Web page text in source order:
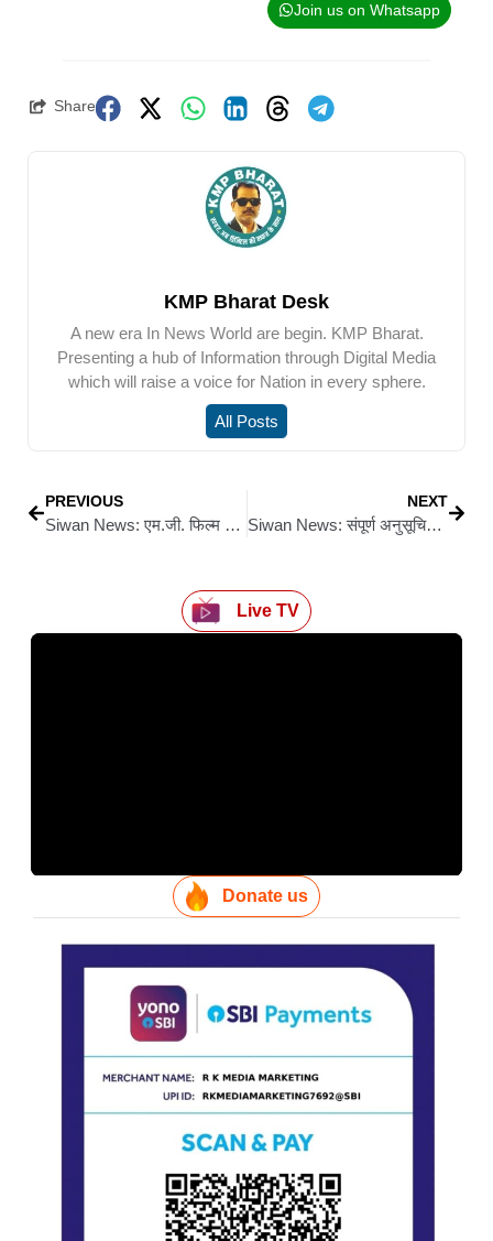
Join us on Whatsapp
Share
KMP Bharat Desk
A new era In News World are begin. KMP Bharat.
Presenting a hub of Information through Digital Media
which will raise a voice for Nation in every sphere.
All Posts
PREVIOUS
Siwan News: एम.जी. फिल्म ट्रेनिंग सेंटर का भव्य उद्घाटन, युवाओं को मिलेगा सुनहरा अवसर
NEXT
Siwan News: संपूर्ण अनुसूचित समाज का अपमान किया लालू प्रसाद ने: मंगल पांडेय
Live TV
Donate us